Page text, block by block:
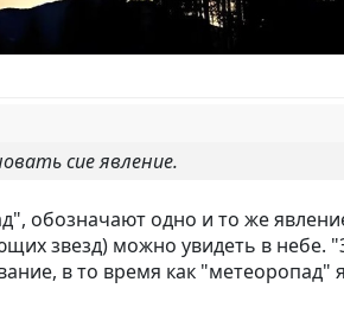
сие явление.
обозначают одно и то же
звезд) можно увидеть в небе.
в то время как "метеоропад"